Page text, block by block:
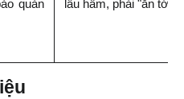
quản
lẩu hầm, phải "ăn tới